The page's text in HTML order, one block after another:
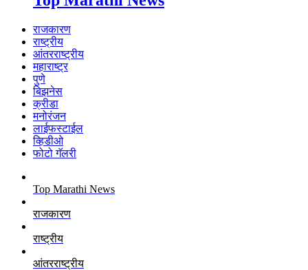
राजकारण
राष्ट्रीय
आंतरराष्ट्रीय
महाराष्ट्र
पुणे
बिझनेस
क्रीडा
मनोरंजन
लाईफस्टाईल
व्हिडीओ
फोटो गॅलरी
Top Marathi News
राजकारण
राष्ट्रीय
आंतरराष्ट्रीय